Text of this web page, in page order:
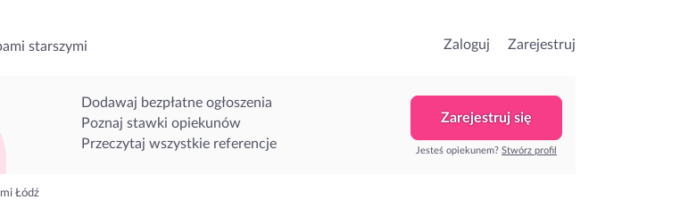
starszymi Zaloguj Zarejestruj
Dodawaj bezpłatne ogłoszenia
Poznaj stawki opiekunów
Przeczytaj wszystkie referencje
Zarejestruj się
Jesteś opiekunem? Stwórz profil
Łódź